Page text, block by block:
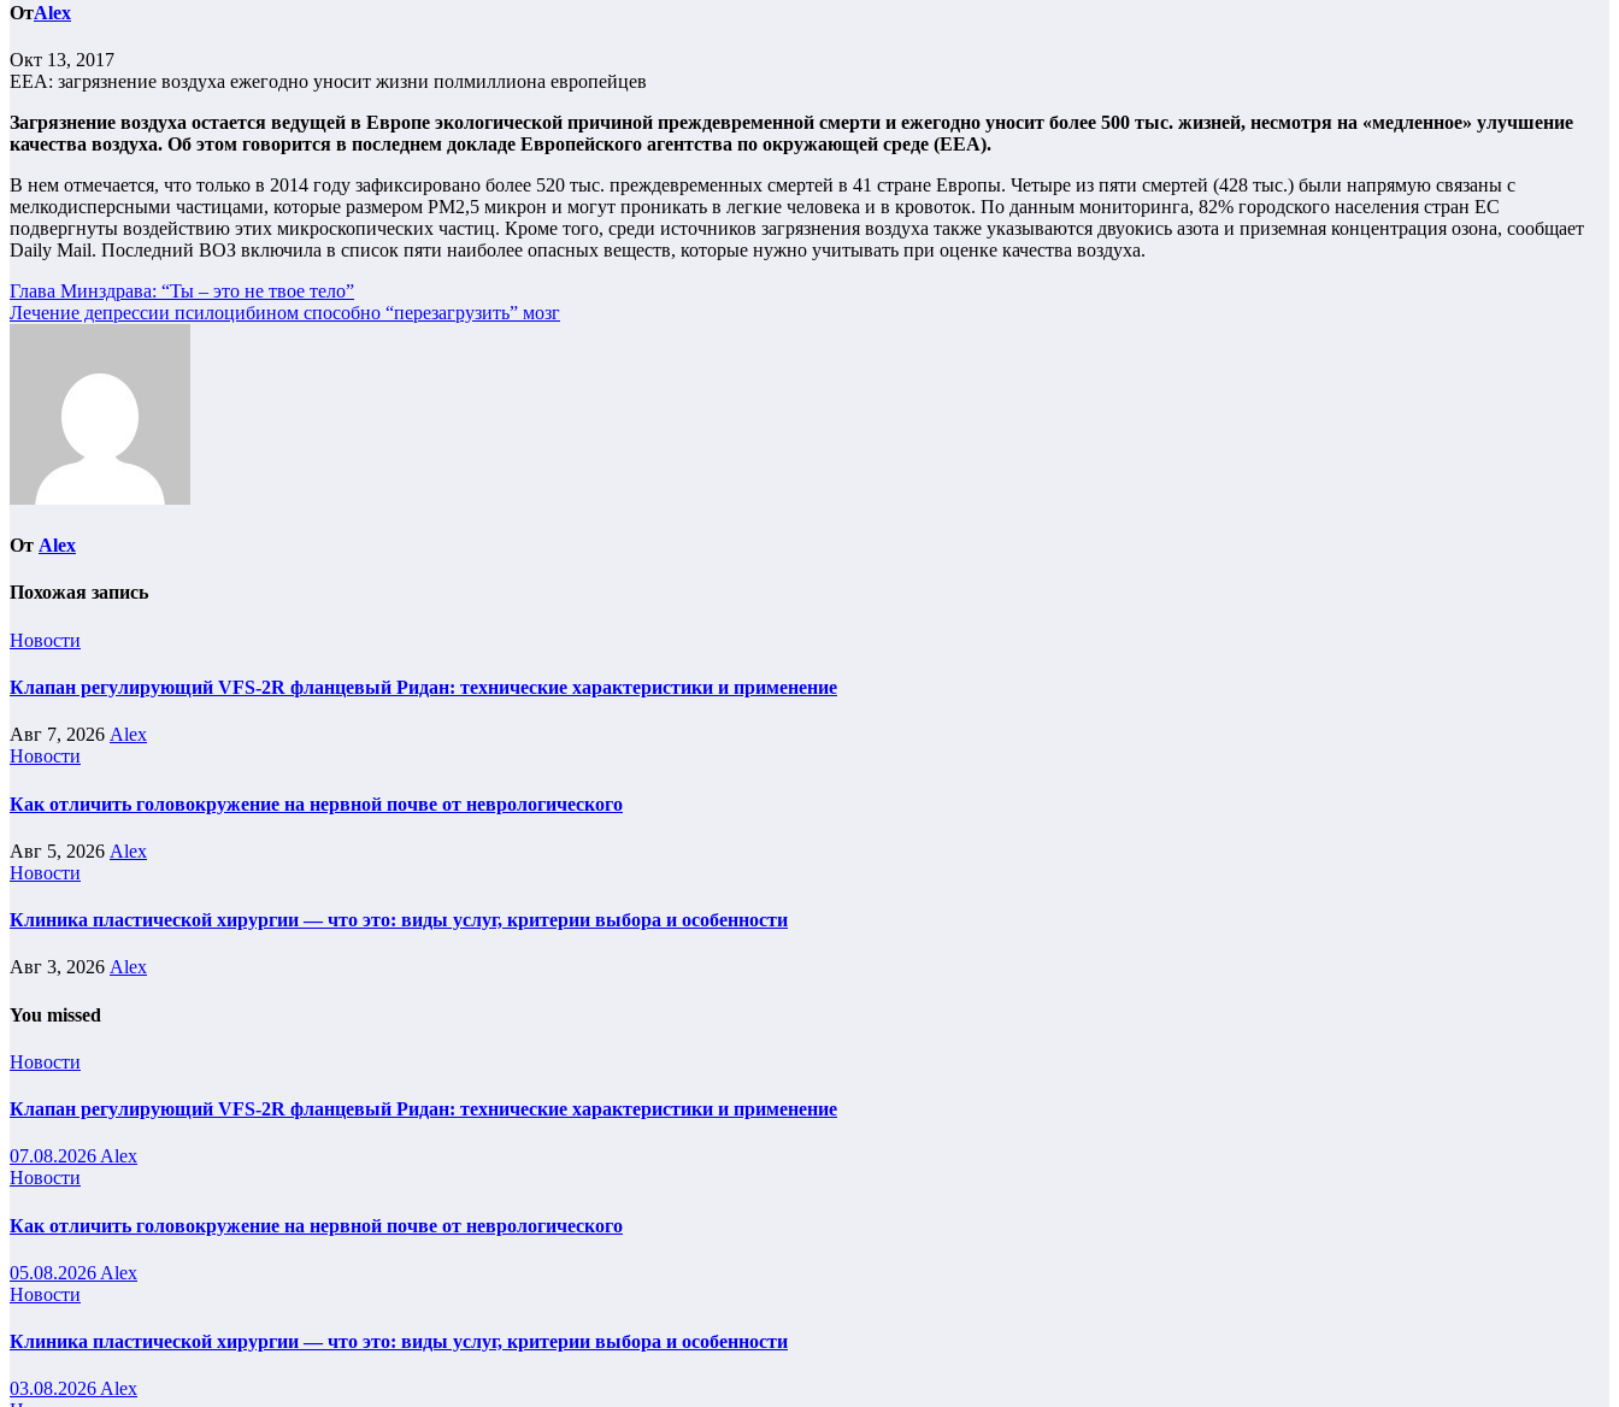
ОтAlex
Окт 13, 2017
ЕЕА: загрязнение воздуха ежегодно уносит жизни полмиллиона европейцев
Загрязнение воздуха остается ведущей в Европе экологической причиной преждевременной смерти и ежегодно уносит более 500 тыс. жизней, несмотря на «медленное» улучшение
качества воздуха. Об этом говорится в последнем докладе Европейского агентства по окружающей среде (ЕЕА).
В нем отмечается, что только в 2014 году зафиксировано более 520 тыс. преждевременных смертей в 41 стране Европы. Четыре из пяти смертей (428 тыс.) были напрямую связаны с
мелкодисперсными частицами, которые размером РМ2,5 микрон и могут проникать в легкие человека и в кровоток. По данным мониторинга, 82% городского населения стран ЕС
подвергнуты воздействию этих микроскопических частиц. Кроме того, среди источников загрязнения воздуха также указываются двуокись азота и приземная концентрация озона, сообщает
Daily Mail. Последний ВОЗ включила в список пяти наиболее опасных веществ, которые нужно учитывать при оценке качества воздуха.
Навигация
по
Глава Минздрава: “Ты – это не твое тело”
Лечение депрессии псилоцибином способно “перезагрузить” мозг
От Alex
Похожая запись
Новости
Клапан регулирующий VFS-2R фланцевый Ридан: технические характеристики и применение
Авг 7, 2026 Alex
Новости
Как отличить головокружение на нервной почве от неврологического
Авг 5, 2026 Alex
Новости
Клиника пластической хирургии — что это: виды услуг, критерии выбора и особенности
Авг 3, 2026 Alex
You missed
Новости
Клапан регулирующий VFS-2R фланцевый Ридан: технические характеристики и применение
07.08.2026 Alex
Новости
Как отличить головокружение на нервной почве от неврологического
05.08.2026 Alex
Новости
Клиника пластической хирургии — что это: виды услуг, критерии выбора и особенности
03.08.2026Alex